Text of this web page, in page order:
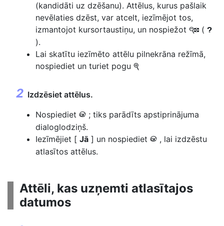
(kandidāti uz dzēšanu). Attēlus, kurus pašlaik
nevēlaties dzēst, var atcelt, iezīmējot tos,
izmantojot kursortaustiņu, un nospiežot W ( Q
).
Lai skatītu iezīmēto attēlu pilnekrāna režīmā,
nospiediet un turiet pogu X
Izdzēsiet attēlus.
Nospiediet J ; tiks parādīts apstiprinājuma
dialoglodziņš.
Iezīmējiet [ Jā ] un nospiediet J , lai izdzēstu
atlasītos attēlus.
Attēli, kas uzņemti atlasītajos
datumos